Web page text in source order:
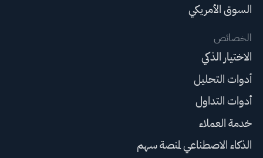
السوق الأمريكي
الخصائص
الاختيار الذكي
أدوات التحليل
أدوات التداول
خدمة العملاء
الذكاء الاصطناعي لمنصة سهم